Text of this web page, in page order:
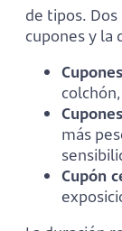
de tipos.
cupones y la
más
Cupón